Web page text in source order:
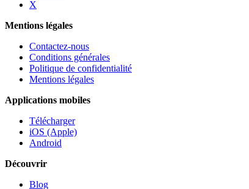
X
Mentions légales
Contactez-nous
Conditions générales
Politique de confidentialité
Mentions légales
Applications mobiles
Télécharger
iOS (Apple)
Android
Découvrir
Blog